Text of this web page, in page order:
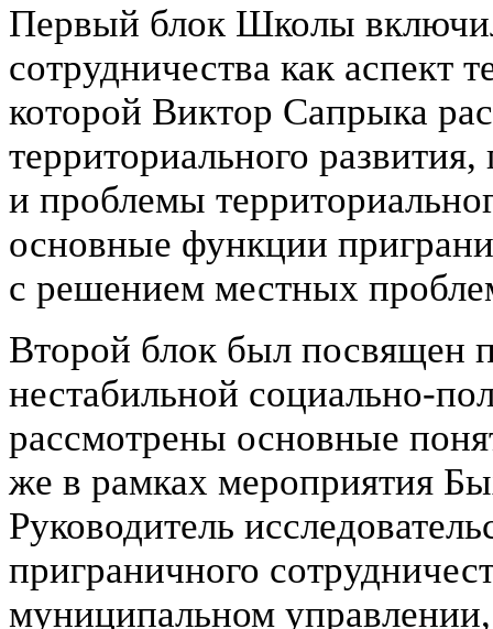
Первый блок Школы
сотрудничества как аспект
которой Виктор Сапрыка
территориального
и проблемы
основные функции
с решением местных
Второй блок был посвящен
нестабильной социально-
рассмотрены основные
же в рамках мероприятия
Руководитель
приграничного
муниципальном